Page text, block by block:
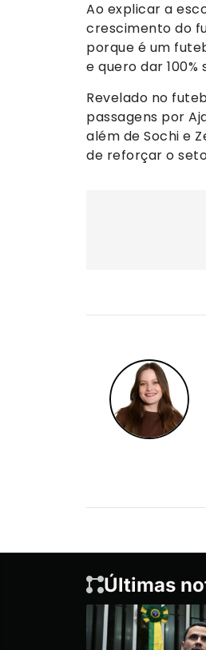
Ao explicar a
crescimento do
porque é um
e quero dar
Revelado no
passagens por
além de Sochi e
de reforçar o
Últimas